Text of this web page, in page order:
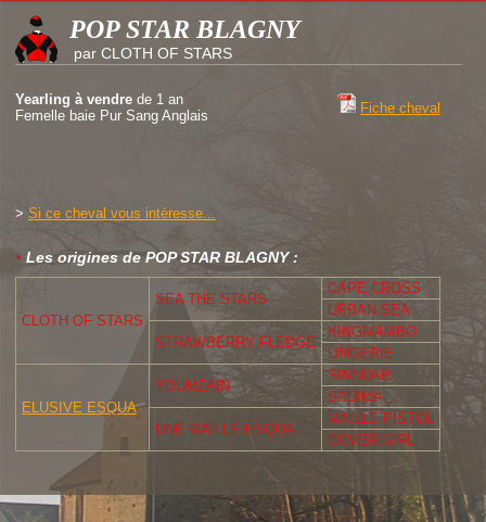
POP STAR BLAGNY
par CLOTH OF STARS
Fiche cheval
Yearling à vendre de 1 an
Femelle baie Pur Sang Anglais
> Si ce cheval vous intéresse...
Les origines de POP STAR BLAGNY :
CLOTH OF STARS
SEA THE STARS
CAPE CROSS
URBAN SEA
STRAWBERRY FLEDGE
KINGMAMBO
LINGERIE
ELUSIVE ESQUA
YOUMZAIN
SINNDAR
SADIMA
UNE MAILLE ESQUA
MAILLE PISTOL
COVER GIRL